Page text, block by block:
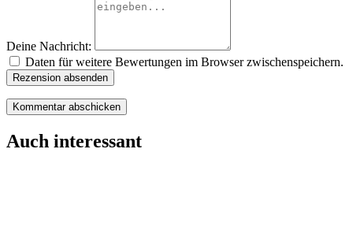
Deine Nachricht:
Daten für weitere Bewertungen im Browser zwischenspeichern.
Rezension absenden
Auch interessant